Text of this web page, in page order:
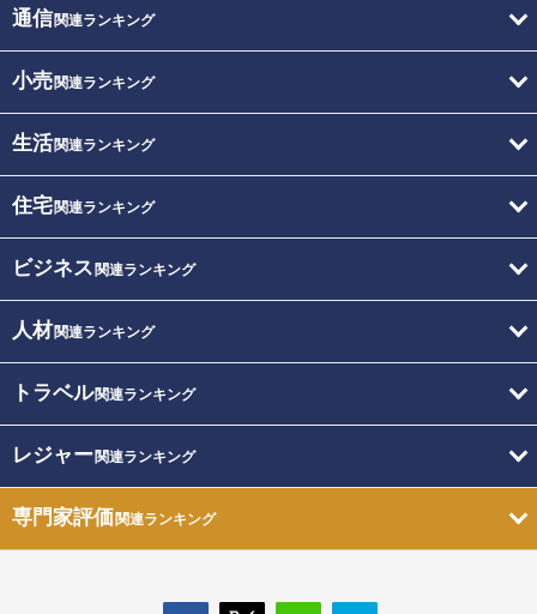
通信関連ランキング
小売関連ランキング
生活関連ランキング
住宅関連ランキング
ビジネス 関連ランキング
人材関連ランキング
トラベル関連ランキング
レジャー関連ランキング
専門家評価関連ランキング